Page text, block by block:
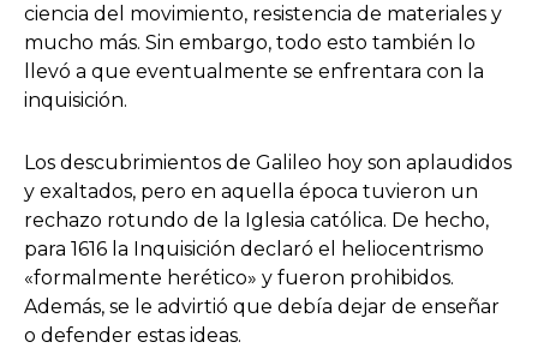
ciencia del movimiento, resistencia de materiales y
mucho más. Sin embargo, todo esto también lo
llevó a que eventualmente se enfrentara con la
inquisición.
Los descubrimientos de Galileo hoy son aplaudidos
y exaltados, pero en aquella época tuvieron un
rechazo rotundo de la Iglesia católica. De hecho,
para 1616 la Inquisición declaró el heliocentrismo
«formalmente herético» y fueron prohibidos.
Además, se le advirtió que debía dejar de enseñar
o defender estas ideas.